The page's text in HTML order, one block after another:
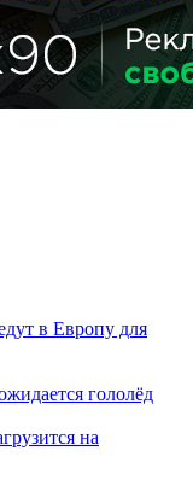
в Европу для
гололёд
на